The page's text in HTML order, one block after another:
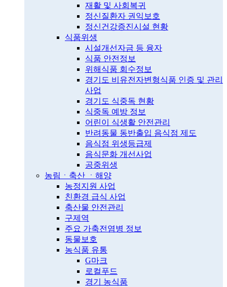
재활 및 사회복귀
정신질환자 권익보호
정신건강증진시설 현황
식품위생
시설개선자금 등 융자
식품 안전정보
위해식품 회수정보
경기도 비유전자변형식품 인증 및 관리
사업
경기도 식중독 현황
식중독 예방 정보
어린이 식생활 안전관리
반려동물 동반출입 음식점 제도
음식점 위생등급제
음식문화 개선사업
공중위생
농림ㆍ축산 ㆍ해양
농정지원 사업
친환경 급식 사업
축산물 안전관리
구제역
주요 가축전염병 정보
동물보호
농식품 유통
G마크
로컬푸드
경기 농식품